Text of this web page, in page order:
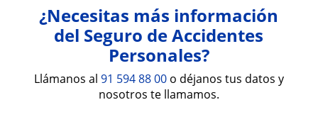
médica llamando al
91 060 70 38
¿Necesitas más información
del Seguro de Accidentes
Personales?
Llámanos al 91 594 88 00o déjanos tus datos y
nosotros te llamamos.